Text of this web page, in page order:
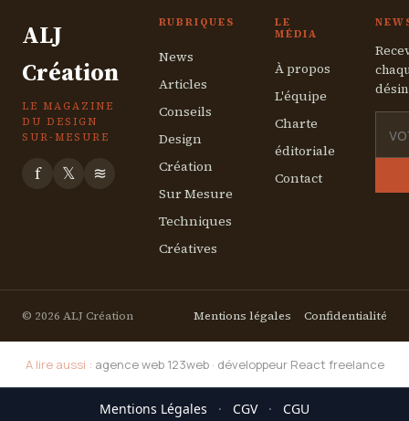
ALJ
Création
LE MAGAZINE
DU DESIGN
SUR-MESURE
f 𝕏 ≋
RUBRIQUES
News
Articles
Conseils
Design
Création
Sur Mesure
Techniques
Créatives
LE
MÉDIA
À propos
L'équipe
Charte
éditoriale
Contact
© 2026 ALJ Création Mentions légales Confidentialité
A lire aussi : agence web 123web· développeur React freelance
Mentions Légales · CGV · CGU